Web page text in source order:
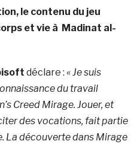
le contenu du jeu
et vie à Madinat al-
déclare : « Je suis
du travail
Creed Mirage. Jouer, et
des vocations, fait partie
La découverte dans Mirage